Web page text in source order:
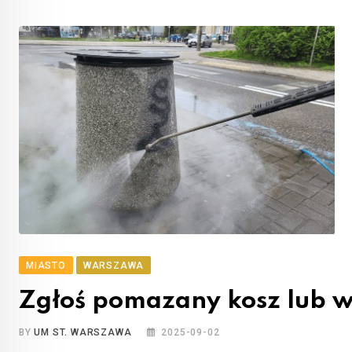
MIASTO WARSZAWA
Zgłoś pomazany kosz lub
BYUM ST. WARSZAWA 2025-09-02